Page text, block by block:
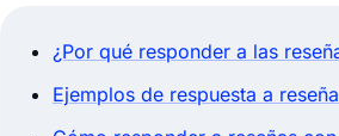
¿Por qué responder a las
Ejemplos de respuesta a